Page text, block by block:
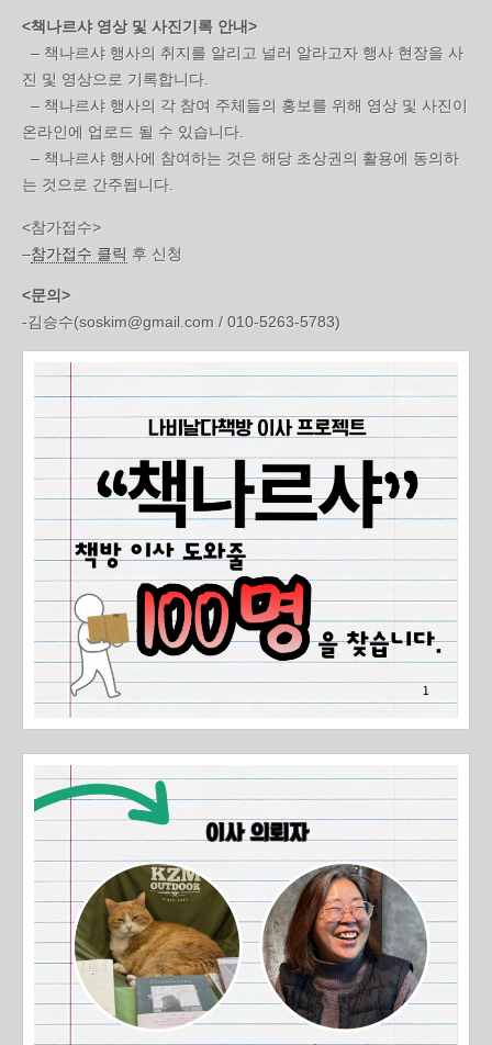
<책나르샤 영상 및 사진기록 안내>
– 책나르샤 행사의 취지를 알리고 널러 알라고자 행사 현장을 사
진 및 영상으로 기록합니다.
– 책나르샤 행사의 각 참여 주체들의 홍보를 위해 영상 및 사진이
온라인에 업로드 될 수 있습니다.
– 책나르샤 행사에 참여하는 것은 해당 초상권의 활용에 동의하
는 것으로 간주됩니다.
<참가접수>
–참가접수 클릭 후 신청
<문의>
-김승수(soskim@gmail.com / 010-5263-5783)